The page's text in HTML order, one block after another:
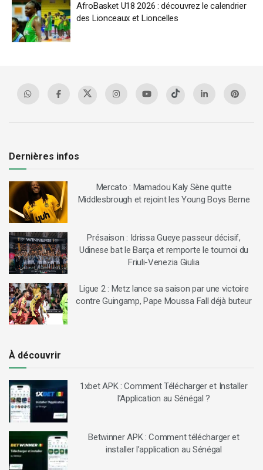
AfroBasket U18 2026 : découvrez le calendrier
des Lionceaux et Lioncelles
Dernières infos
Mercato : Mamadou Kaly Sène quitte
Middlesbrough et rejoint les Young Boys Berne
Présaison : Idrissa Gueye passeur décisif,
Udinese bat le Barça et remporte le tournoi du
Friuli-Venezia Giulia
Ligue 2 : Metz lance sa saison par une victoire
contre Guingamp, Pape Moussa Fall déjà buteur
À découvrir
1xbet APK : Comment Télécharger et Installer
l’Application au Sénégal ?
Betwinner APK : Comment télécharger et
installer l’application au Sénégal